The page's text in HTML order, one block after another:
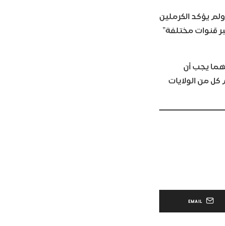
يؤكد الكرملين
قنوات مختلفة”
يجب أن
من الولايات
EMAIL